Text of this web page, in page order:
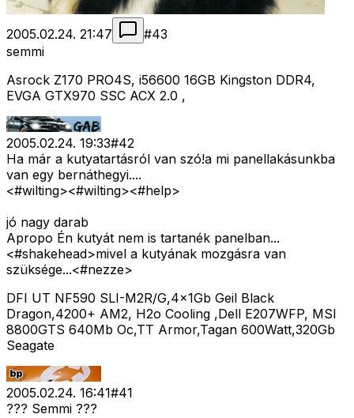
2005.02.24. 21:47 #43
semmi
Asrock Z170 PRO4S, i56600 16GB Kingston DDR4,
EVGA GTX970 SSC ACX 2.0 ,
2005.02.24. 19:33#42
Ha már a kutyatartásról van szó!a mi panellakásunkba
van egy bernáthegyi....
<#wilting><#wilting><#help>
jó nagy darab
Apropo Én kutyát nem is tartanék panelban...
<#shakehead>mivel a kutyának mozgásra van
szüksége...<#nezze>
DFI UT NF590 SLI-M2R/G,4x1Gb Geil Black
Dragon,4200+ AM2, H2o Cooling ,Dell E207WFP, MSI
8800GTS 640Mb Oc,TT Armor,Tagan 600Watt,320Gb
Seagate
2005.02.24. 16:41#41
??? Semmi ???